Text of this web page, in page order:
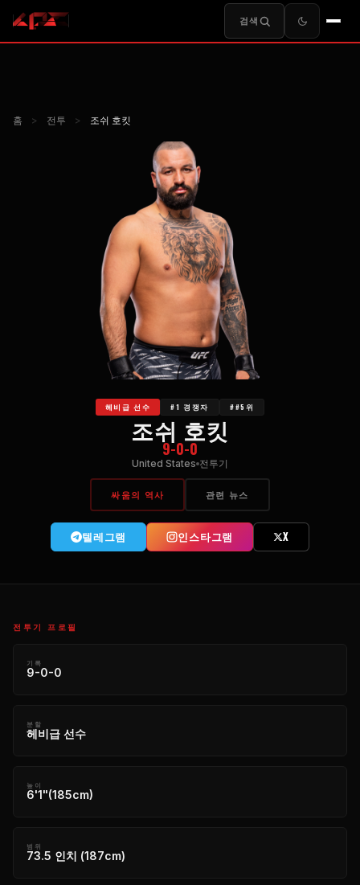
검색
홈 > 전투 > 조쉬 호킷
헤비급 선수 #1 경쟁자 ##5위
조쉬 호킷
9-0-0
United States 전투기
싸움의 역사 관련 뉴스
텔레그램 인스타그램 X
전투기 프로필
기록
9-0-0
분할
헤비급 선수
높이
6'1"(185cm)
범위
73.5 인치 (187cm)